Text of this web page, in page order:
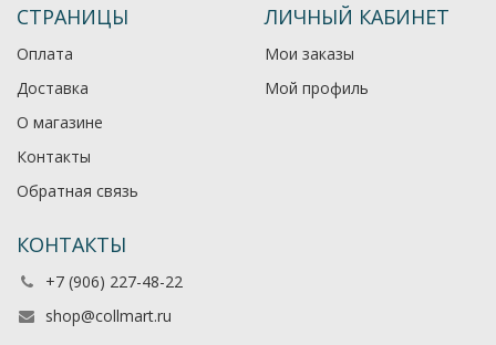
СТРАНИЦЫ
Оплата
Доставка
О магазине
Контакты
Обратная связь
ЛИЧНЫЙ КАБИНЕТ
Мои заказы
Мой профиль
КОНТАКТЫ
+7 (906) 227-48-22
shop@collmart.ru